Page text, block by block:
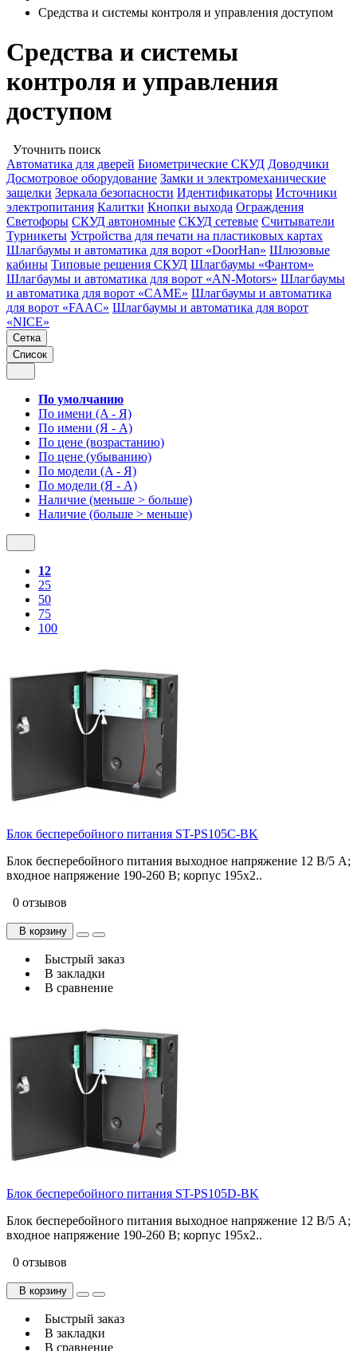
Средства и системы контроля и управления доступом
Средства и системы
контроля и управления
доступом
Уточнить поиск
Автоматика для дверей Биометрические СКУД Доводчики
Досмотровое оборудование Замки и электромеханические
защелки Зеркала безопасности Идентификаторы Источники
электропитания Калитки Кнопки выхода Ограждения
Светофоры СКУД автономные СКУД сетевые Считыватели
Турникеты Устройства для печати на пластиковых картах
Шлагбаумы и автоматика для ворот «DoorHan» Шлюзовые
кабины Типовые решения СКУД Шлагбаумы «Фантом»
Шлагбаумы и автоматика для ворот «AN-Motors» Шлагбаумы
и автоматика для ворот «CAME» Шлагбаумы и автоматика
для ворот «FAAC» Шлагбаумы и автоматика для ворот
«NICE»
Сетка
Список
По умолчанию
По имени (A - Я)
По имени (Я - A)
По цене (возрастанию)
По цене (убыванию)
По модели (A - Я)
По модели (Я - A)
Наличие (меньше > больше)
Наличие (больше > меньше)
12
25
50
75
100
Блок бесперебойного питания ST-PS105C-BK
Блок бесперебойного питания выходное напряжение 12 В/5 A;
входное напряжение 190-260 В; корпус 195х2..
0 отзывов
В корзину
Быстрый заказ
В закладки
В сравнение
Блок бесперебойного питания ST-PS105D-BK
Блок бесперебойного питания выходное напряжение 12 В/5 A;
входное напряжение 190-260 В; корпус 195х2..
0 отзывов
В корзину
Быстрый заказ
В закладки
В сравнение